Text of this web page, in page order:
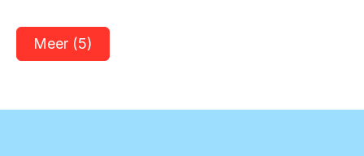
Meer (5)